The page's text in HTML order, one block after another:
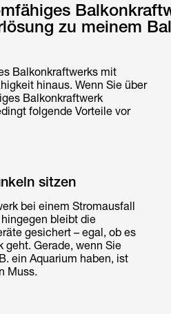
zu meinem
Balkonkraftwerks mit
hinaus. Wenn Sie über
Balkonkraftwerk
folgende Vorteile vor
sitzen
bei einem Stromausfall
bleibt die
gesichert – egal, ob es
geht. Gerade, wenn Sie
ein Aquarium haben, ist
Muss.